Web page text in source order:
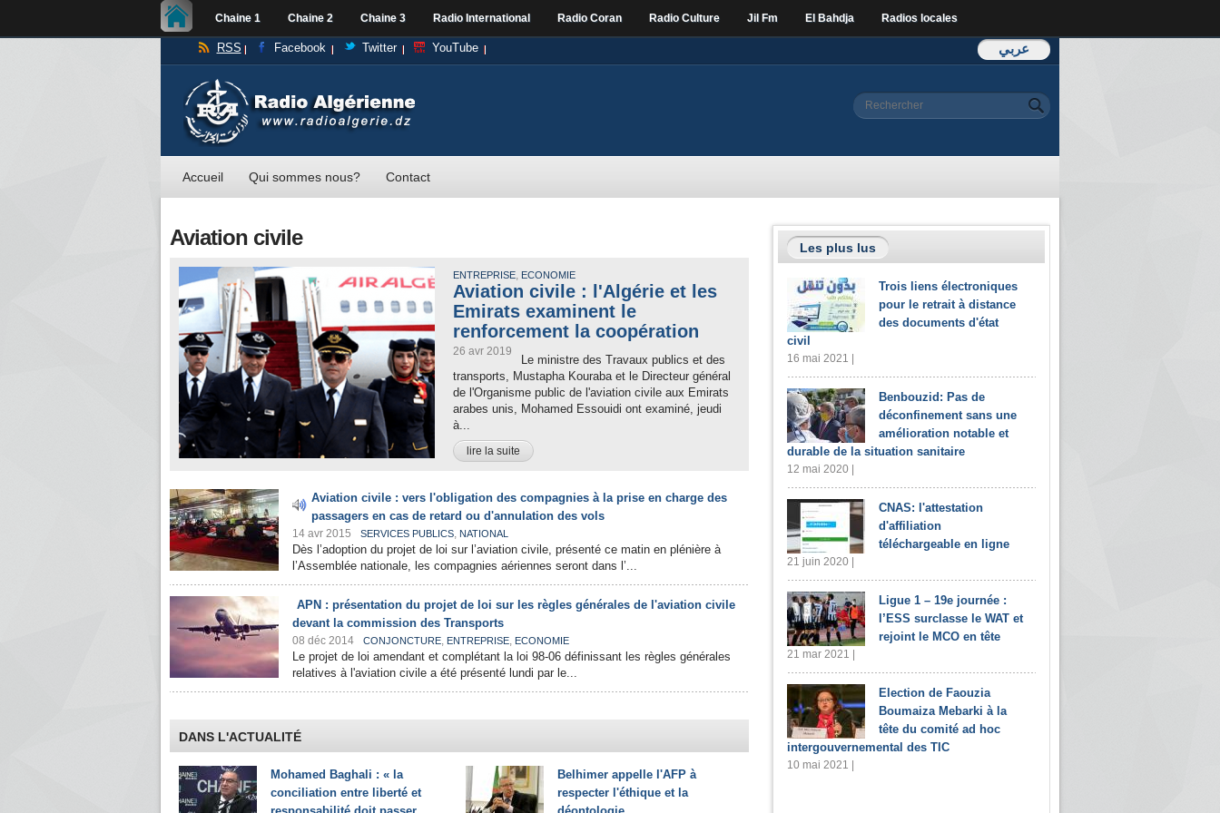
Chaine 1 Chaine 2 Chaine 3 Radio International Radio Coran Radio Culture Jil Fm El Bahdja Radios locales
عربي RSS Facebook Twitter YouTube
Formulaire de
Rechercher
Accueil Qui sommes nous? Contact
Aviation civile
ENTREPRISE, ECONOMIE
Aviation civile : l'Algérie et les
Emirats examinent le
renforcement la coopération
26 avr 2019
Le ministre des Travaux publics et des
transports, Mustapha Kouraba et le Directeur général
de l'Organisme public de l'aviation civile aux Emirats
arabes unis, Mohamed Essouidi ont examiné, jeudi
à...
lire la suite
Aviation civile : vers l'obligation des compagnies à la prise en charge des
passagers en cas de retard ou d'annulation des vols
14 avr 2015 SERVICES PUBLICS, NATIONAL
Dès l’adoption du projet de loi sur l’aviation civile, présenté ce matin en plénière à
l’Assemblée nationale, les compagnies aériennes seront dans l’...
APN : présentation du projet de loi sur les règles générales de l'aviation civile
devant la commission des Transports
08 déc 2014 CONJONCTURE, ENTREPRISE, ECONOMIE
Le projet de loi amendant et complétant la loi 98-06 définissant les règles générales
relatives à l'aviation civile a été présenté lundi par le...
DANS L'ACTUALITÉ
Mohamed Baghali : « la
conciliation entre liberté et
Belhimer appelle l'AFP à
respecter l'éthique et la
Les plus lus
Trois liens électroniques
pour le retrait à distance
des documents d'état
civil
16 mai 2021 |
Benbouzid: Pas de
déconfinement sans une
amélioration notable et
durable de la situation sanitaire
12 mai 2020 |
CNAS: l'attestation
d'affiliation
téléchargeable en ligne
21 juin 2020 |
Ligue 1 – 19e journée :
l’ESS surclasse le WAT et
rejoint le MCO en tête
21 mar 2021 |
Election de Faouzia
Boumaiza Mebarki à la
tête du comité ad hoc
intergouvernemental des TIC
10 mai 2021 |